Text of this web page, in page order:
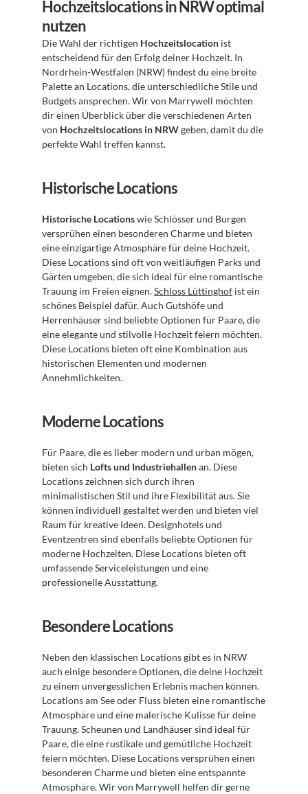
Hochzeitslocations in NRW optimal
nutzen
Die Wahl der richtigen Hochzeitslocation ist
entscheidend für den Erfolg deiner Hochzeit. In
Nordrhein-Westfalen (NRW) findest du eine breite
Palette an Locations, die unterschiedliche Stile und
Budgets ansprechen. Wir von Marrywell möchten
dir einen Überblick über die verschiedenen Arten
von Hochzeitslocations in NRW geben, damit du die
perfekte Wahl treffen kannst.
Historische Locations
Historische Locations wie Schlösser und Burgen
versprühen einen besonderen Charme und bieten
eine einzigartige Atmosphäre für deine Hochzeit.
Diese Locations sind oft von weitläufigen Parks und
Gärten umgeben, die sich ideal für eine romantische
Trauung im Freien eignen. Schloss Lüttinghof ist ein
schönes Beispiel dafür. Auch Gutshöfe und
Herrenhäuser sind beliebte Optionen für Paare, die
eine elegante und stilvolle Hochzeit feiern möchten.
Diese Locations bieten oft eine Kombination aus
historischen Elementen und modernen
Annehmlichkeiten.
Moderne Locations
Für Paare, die es lieber modern und urban mögen,
bieten sich Lofts und Industriehallen an. Diese
Locations zeichnen sich durch ihren
minimalistischen Stil und ihre Flexibilität aus. Sie
können individuell gestaltet werden und bieten viel
Raum für kreative Ideen. Designhotels und
Eventzentren sind ebenfalls beliebte Optionen für
moderne Hochzeiten. Diese Locations bieten oft
umfassende Serviceleistungen und eine
professionelle Ausstattung.
Besondere Locations
Neben den klassischen Locations gibt es in NRW
auch einige besondere Optionen, die deine Hochzeit
zu einem unvergesslichen Erlebnis machen können.
Locations am See oder Fluss bieten eine romantische
Atmosphäre und eine malerische Kulisse für deine
Trauung. Scheunen und Landhäuser sind ideal für
Paare, die eine rustikale und gemütliche Hochzeit
feiern möchten. Diese Locations versprühen einen
besonderen Charme und bieten eine entspannte
Atmosphäre. Wir von Marrywell helfen dir gerne